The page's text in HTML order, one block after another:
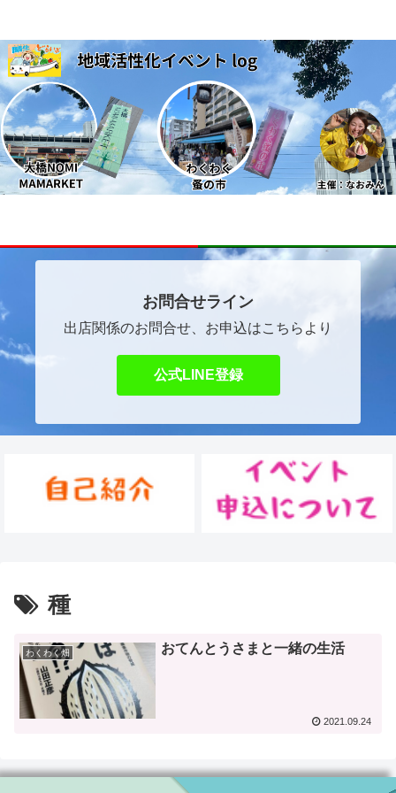
お問合せライン
出店関係のお問合せ、お申込はこちらより
公式LINE登録
種
わくわく畑 おてんとうさまと一緒の生活
2021.09.24